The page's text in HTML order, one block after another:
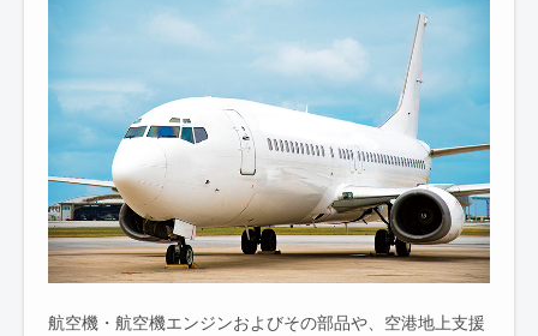
航空機・航空機エンジンおよびその部品や、空港地上支援